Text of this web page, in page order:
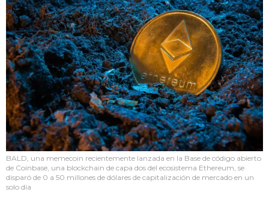
BALD, una memecoin recientemente lanzada en la Base de código abierto
de Coinbase, una blockchain de capa dos del ecosistema Ethereum, se
disparó de 0 a 50 millones de dólares de capitalización de mercado en un
solo día